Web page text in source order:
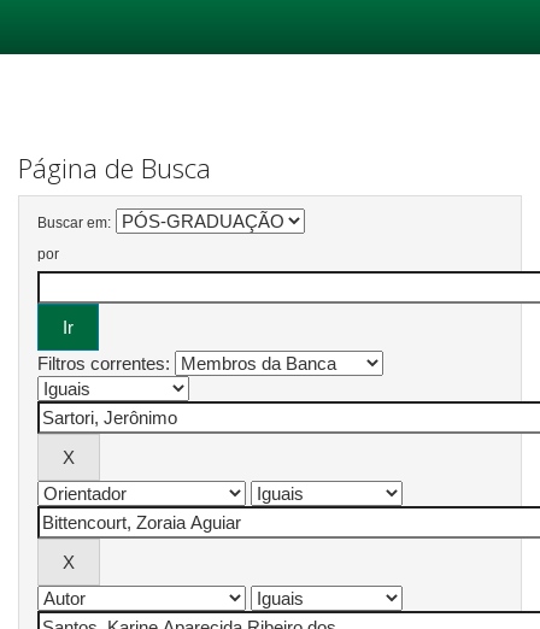
Página de Busca
Buscar em:
por
Filtros correntes: